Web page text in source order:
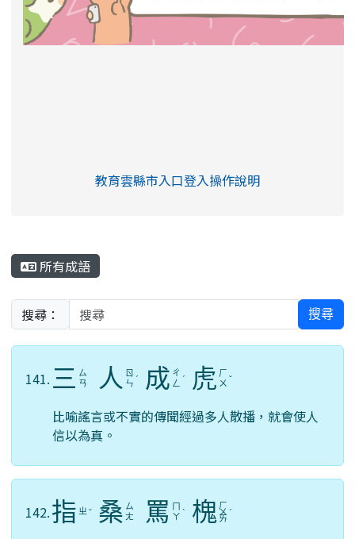
link to https://eliteracy.edu.tw/Shorts/
教育雲縣市入口登入操作說明
所有成語
搜尋： 搜尋
141. 三 ㄙ
ㄢ
人 ㄖ
ㄣ ˊ 成 ㄔ
ㄥ ˊ 虎 ㄏ
ㄨ ˇ
比喻謠言或不實的傳聞經過多人散播，就會使人
信以為真。
142.指 ㄓ ˇ 桑 ㄙ
ㄤ
罵 ㄇ
ㄚ ˋ 槐 ㄏ
ㄨ
ㄞ
ˊ